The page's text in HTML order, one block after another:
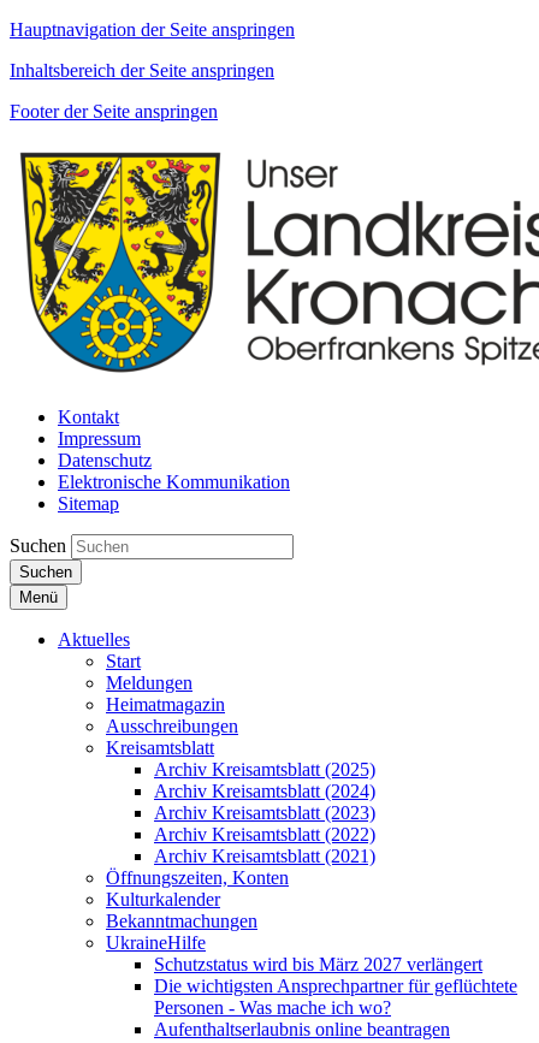
Hauptnavigation der Seite anspringen
Inhaltsbereich der Seite anspringen
Footer der Seite anspringen
Kontakt
Impressum
Datenschutz
Elektronische Kommunikation
Sitemap
Suchen
Suchen
Menü
Aktuelles
Start
Meldungen
Heimatmagazin
Ausschreibungen
Kreisamtsblatt
Archiv Kreisamtsblatt (2025)
Archiv Kreisamtsblatt (2024)
Archiv Kreisamtsblatt (2023)
Archiv Kreisamtsblatt (2022)
Archiv Kreisamtsblatt (2021)
Öffnungszeiten, Konten
Kulturkalender
Bekanntmachungen
UkraineHilfe
Schutzstatus wird bis März 2027 verlängert
Die wichtigsten Ansprechpartner für geflüchtete
Personen - Was mache ich wo?
Aufenthaltserlaubnis online beantragen